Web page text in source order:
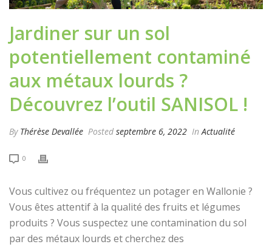
Jardiner sur un sol
potentiellement contaminé
aux métaux lourds ?
Découvrez l’outil SANISOL !
By Thérèse Devallée Posted septembre 6, 2022 InActualité
0
Vous cultivez ou fréquentez un potager en Wallonie ?
Vous êtes attentif à la qualité des fruits et légumes
produits ? Vous suspectez une contamination du sol
par des métaux lourds et cherchez des